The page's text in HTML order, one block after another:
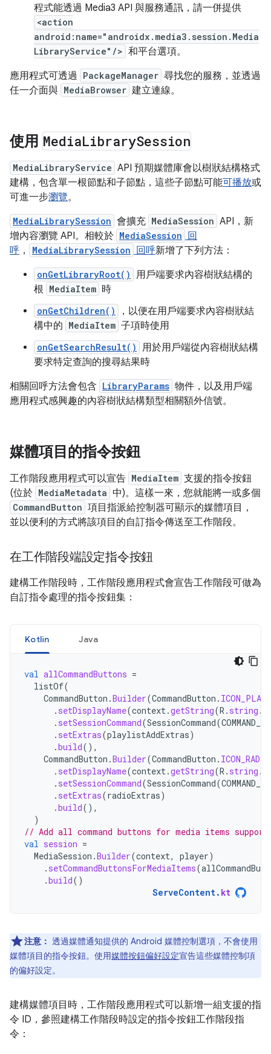
程式能透過 Media3 API 與服務通訊，請一併提供
<action
android:name="androidx.media3.session.Media
LibraryService"/> 和平台選項。
應用程式可透過 PackageManager 尋找您的服務，並透過
任一介面與 MediaBrowser 建立連線。
使用 MediaLibrarySession
MediaLibraryService API 預期媒體庫會以樹狀結構格式
建構，包含單一根節點和子節點，這些子節點可能可播放或
可進一步瀏覽。
MediaLibrarySession 會擴充 MediaSession API，新
增內容瀏覽 API。相較於 MediaSession
回
呼 ， MediaLibrarySession 回呼新增了下列方法：
onGetLibraryRoot()
用戶端要求內容樹狀結構的
根 MediaItem 時
onGetChildren()
，以便在用戶端要求內容樹狀結
構中的 MediaItem 子項時使用
onGetSearchResult()
用於用戶端從內容樹狀結構
要求特定查詢的搜尋結果時
相關回呼方法會包含 LibraryParams 物件，以及用戶端
應用程式感興趣的內容樹狀結構類型相關額外信號。
媒體項目的指令按鈕
工作階段應用程式可以宣告 MediaItem 支援的指令按鈕
(位於 MediaMetadata 中)。這樣一來，您就能將一或多個
CommandButton 項目指派給控制器可顯示的媒體項目，
並以便利的方式將該項目的自訂指令傳送至工作階段。
在工作階段端設定指令按鈕
建構工作階段時，工作階段應用程式會宣告工作階段可做為
自訂指令處理的指令按鈕集：
Kotlin Java
val allCommandButtons =
listOf(
CommandButton .Builder(CommandButton .
. setDisplayName(context.getString(R . string .
. setSessionCommand(SessionCommand(
. setExtras(playlistAddExtras)
.build(),
CommandButton .Builder(CommandButton . ICON_RADIO
. setDisplayName(context.getString(R . string .
. setSessionCommand(SessionCommand(
. setExtras(radioExtras)
.build(),
)
// Add all command buttons for media items
val session =
MediaSession .Builder(context, player)
. setCommandButtonsForMediaItems(
.build()
ServeContent. kt
注意： 透過媒體通知提供的 Android 媒體控制選項，不會使用
媒體項目的指令按鈕。使用媒體按鈕偏好設定宣告這些媒體控制項
的偏好設定。
建構媒體項目時，工作階段應用程式可以新增一組支援的指
令 ID，參照建構工作階段時設定的指令按鈕工作階段指
令：